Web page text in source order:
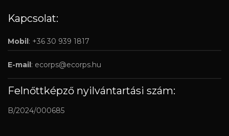
Kapcsolat:
Mobil : +36 30 939 1817
E-mail : ecorps@ecorps.hu
Felnőttképző nyilvántartási szám:
B/2024/000685